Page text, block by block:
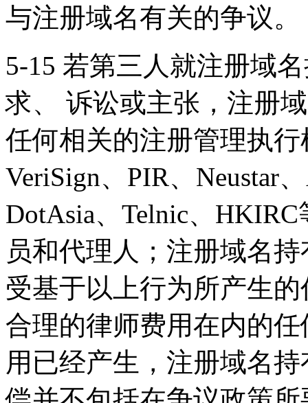
与注册域名有关的争议。
5-15 若第三人就注册域
求、 诉讼或主张，注册
任何相关的注册管理执
VeriSign、PIR、Neustar
DotAsia、Telnic、
员和代理人；注册域名
受基于以上行为所产生
合理的律师费用在内的
用已经产生，注册域名